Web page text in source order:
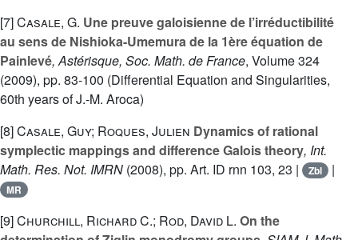
[7]Casale, G. Une preuve galoisienne de l’irréductibilité
au sens de Nishioka-Umemura de la 1ère équation de
Painlevé, Astérisque, Soc. Math. de France, Volume 324
(2009), pp. 83-100 (Differential Equation and Singularities,
60th years of J.-M. Aroca)
[8]Casale, Guy; Roques, Julien Dynamics of rational
symplectic mappings and difference Galois theory, Int.
Math. Res. Not. IMRN (2008), pp. Art. ID rnn 103, 23 | Zbl |
MR
[9]Churchill, Richard C.; Rod, David L. On the